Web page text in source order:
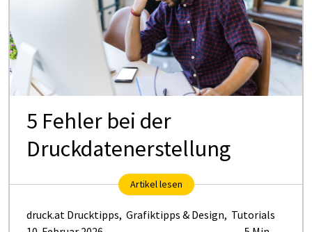
5 Fehler bei der
Druckdatenerstellung
Artikel lesen
druck.at Drucktipps, Grafiktipps & Design, Tutorials